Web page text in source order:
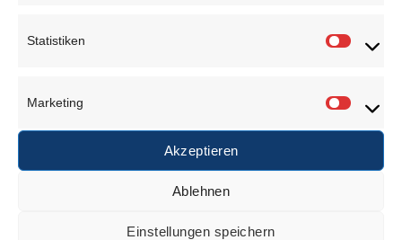
Statistiken
Marketing
Akzeptieren
Ablehnen
Einstellungen speichern
akzeptieren und diesen Inhalt zu